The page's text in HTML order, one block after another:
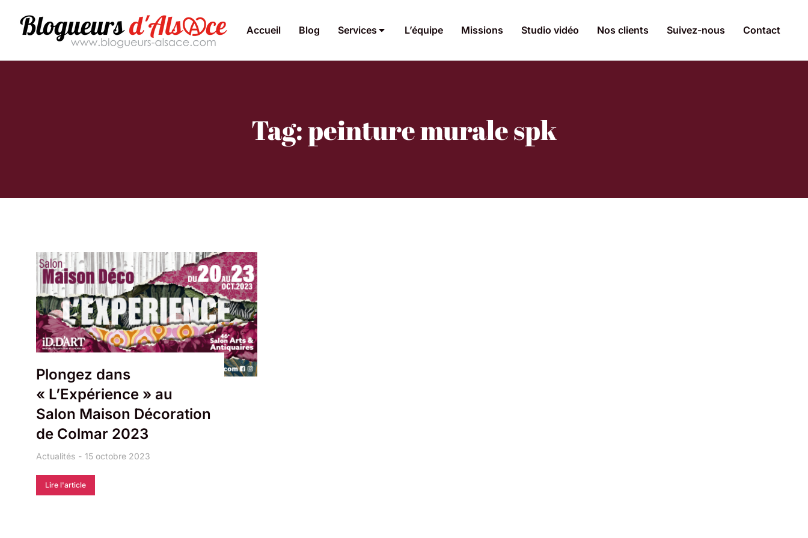
Accueil Blog Services L’équipe Missions Studio vidéo Nos clients Suivez-nous Contact
Tag: peinture murale spk
Plongez dans
« L’Expérience » au
Salon Maison Décoration
de Colmar 2023
Actualités 15 octobre 2023
Lire l'article